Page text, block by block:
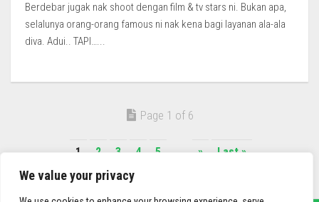
We value your privacy
Berdebar jugak nak shoot dengan film & tv stars ni. Bukan apa,
selalunya orang-orang famous ni nak kena bagi layanan ala-ala
diva. Adui.. TAPI…...
Page 1 of 6
1 2 3 4 5 ... » Last »